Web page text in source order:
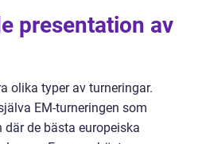
presentation av
olika typer av turneringar.
EM-turneringen som
de bästa europeiska